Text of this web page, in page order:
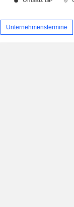
Unternehmenstermine